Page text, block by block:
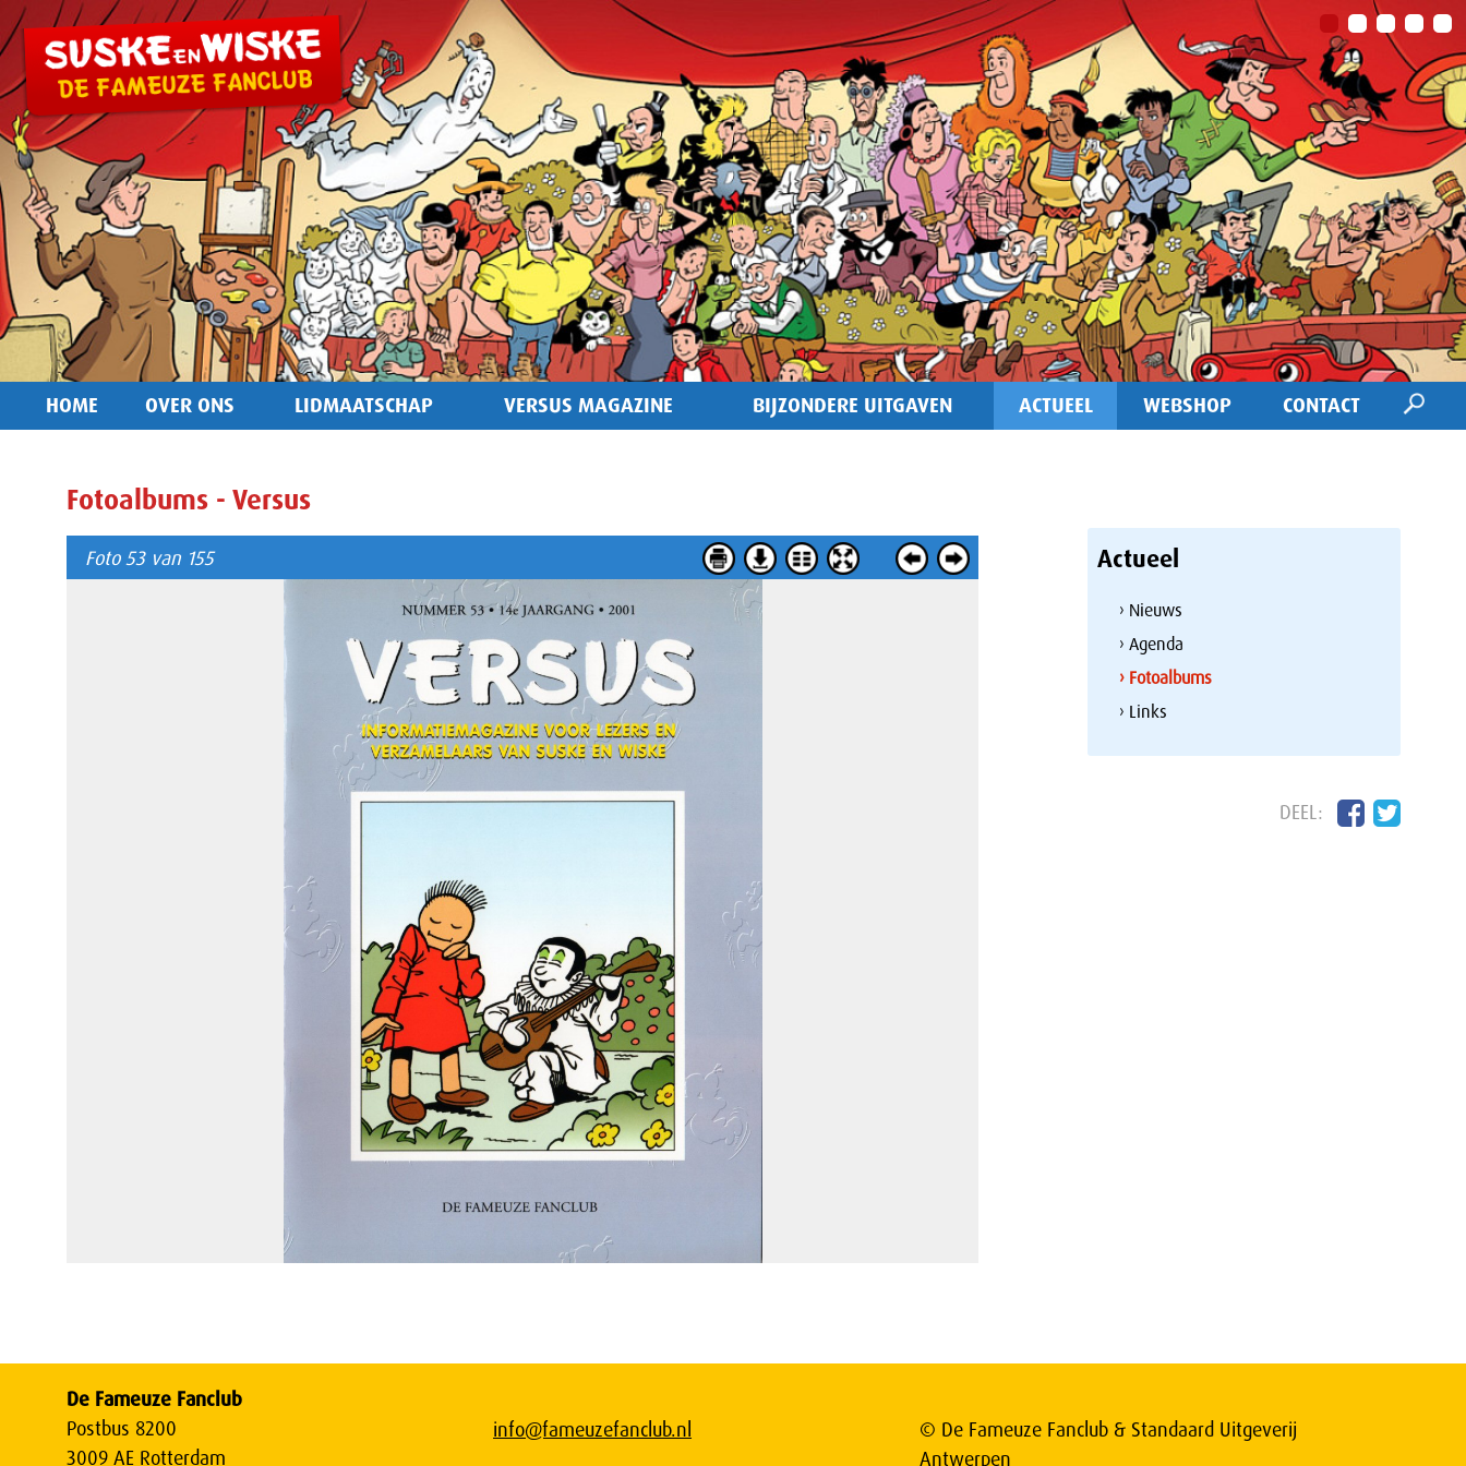
HOME OVER ONS LIDMAATSCHAP VERSUS MAGAZINE BIJZONDERE UITGAVEN ACTUEEL WEBSHOP CONTACT
Fotoalbums - Versus
Foto 53 van 155 Actueel
› Nieuws
› Agenda
› Fotoalbums
› Links
DEEL:
De Fameuze Fanclub
Postbus 8200
3009 AE Rotterdam
info@fameuzefanclub.nl
© De Fameuze Fanclub & Standaard Uitgeverij
Antwerpen